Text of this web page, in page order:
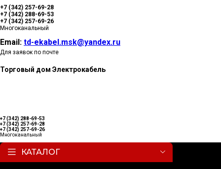
+7 (342) 257-69-28
+7 (342) 288-69-53
+7 (342) 257-69-26
Многоканальный
Email: td-ekabel.msk@yandex.ru
Для заявок по почте
Торговый дом Электрокабель
+7 (342) 288-69-53
+7 (342) 257-69-28
+7 (342) 257-69-26
Многоканальный
КАТАЛОГ